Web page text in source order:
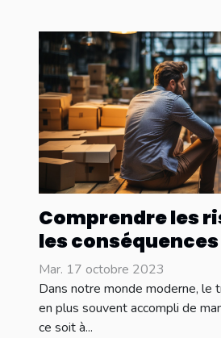
Comprendre les
les
l'isolement au
Mar. 17 octobre 2023
Dans notre monde moderne, le
en plus souvent accompli de
ce soit à...